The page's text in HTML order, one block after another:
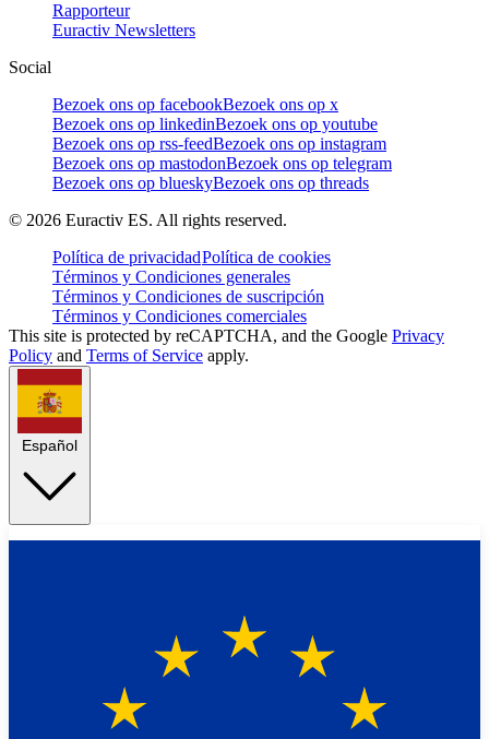
Rapporteur
Euractiv Newsletters
Social
Bezoek ons op facebookBezoek ons op x
Bezoek ons op linkedinBezoek ons op youtube
Bezoek ons op rss-feedBezoek ons op instagram
Bezoek ons op mastodonBezoek ons op telegram
Bezoek ons op blueskyBezoek ons op threads
© 2026 Euractiv ES. All rights reserved.
Política de privacidadPolítica de cookies
Términos y Condiciones generales
Términos y Condiciones de suscripción
Términos y Condiciones comerciales
This site is protected by reCAPTCHA, and the Google Privacy
Policy and Terms of Service apply.
Español